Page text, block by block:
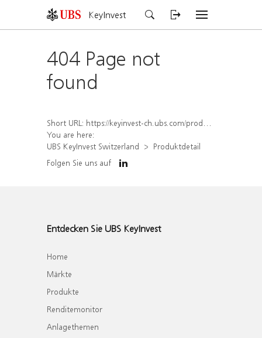
KeyInvest
404 Page not
found
Short URL: https://keyinvest-ch.ubs.com/produkt/detail/index/isin/CH1562196001
You are here:
UBS KeyInvest Switzerland
Produktdetail
Folgen Sie uns auf
Entdecken Sie UBS KeyInvest
Home
Märkte
Produkte
Renditemonitor
Anlagethemen